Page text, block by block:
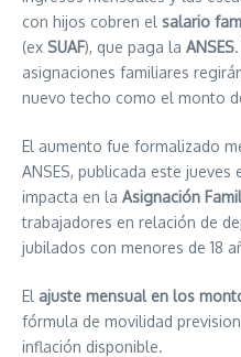
con hijos cobren el salario
(ex SUAF), que paga la ANSES
asignaciones familiares
nuevo techo como el monto
El aumento fue formalizado
ANSES, publicada este
impacta en la Asignación
trabajadores en relación de
jubilados con menores de 18
El ajuste mensual en los
fórmula de movilidad
inflación disponible.